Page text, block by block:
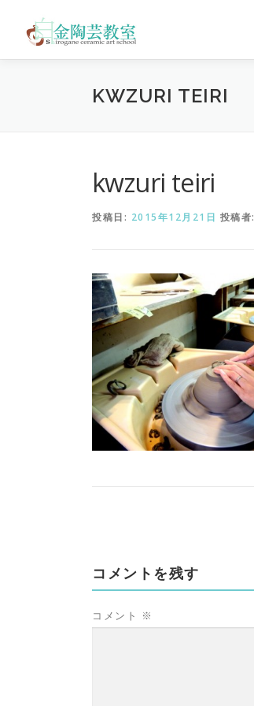
ン
KWZURI TEIRI
kwzuri teiri
投稿日: 2015年12月21日 投稿者:
コメントを残す
コメント ※